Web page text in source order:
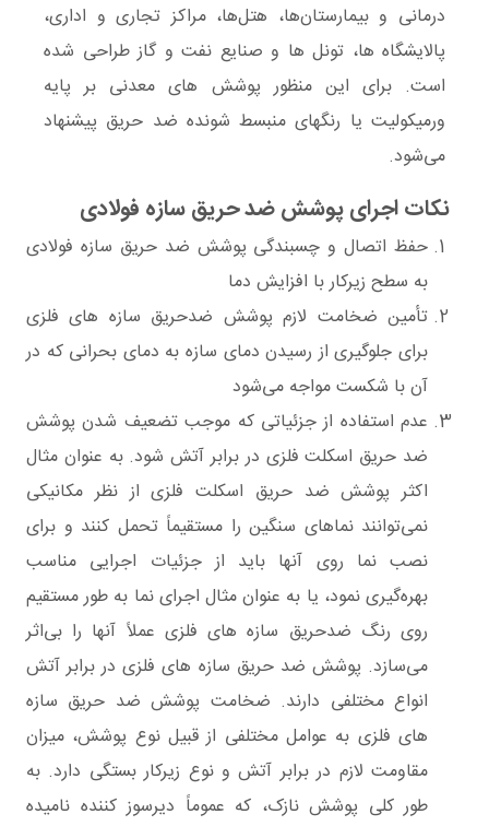
درمانی و بیمارستان‌ها، هتل‌ها، مراکز تجاری و اداری،
پالایشگاه ها، تونل ها و صنایع نفت و گاز طراحی شده
است. برای این منظور پوشش های معدنی بر پایه
ورمیکولیت یا رنگهای منبسط شونده ضد حریق پیشنهاد
می‌شود.
نکات اجرای پوشش ضد حریق سازه فولادی
حفظ اتصال و چسبندگی پوشش ضد حریق سازه فولادی
به سطح زیرکار با افزایش دما
تأمین ضخامت لازم پوشش ضدحریق سازه های فلزی
برای جلوگیری از رسیدن دمای سازه به دمای بحرانی که در
آن با شکست مواجه می‌شود
عدم استفاده از جزئیاتی که موجب تضعیف شدن پوشش
ضد حریق اسکلت فلزی در برابر آتش شود. به عنوان مثال
اکثر پوشش‌ ضد حریق اسکلت فلزی از نظر مکانیکی
نمی‌توانند نماهای سنگین را مستقیماً تحمل کنند و برای
نصب نما روی آنها باید از جزئیات اجرایی مناسب
بهره‌گیری نمود، یا به عنوان مثال اجرای نما به طور مستقیم
روی رنگ‌ ضدحریق سازه های فلزی عملاً آنها را بی‌اثر
می‌سازد. پوشش‌ ضد حریق سازه های فلزی در برابر آتش
انواع مختلفی دارند. ضخامت پوشش ضد حریق سازه
های فلزی به عوامل مختلفی از قبیل نوع پوشش، میزان
مقاومت لازم در برابر آتش و نوع زیرکار بستگی دارد. به
طور کلی پوشش‌ نازک، که عموماً دیرسوز کننده نامیده